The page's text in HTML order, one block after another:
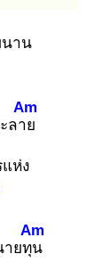
าน
ลาย
Am
ห่ง
ายทุน
Am